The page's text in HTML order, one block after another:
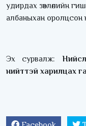
удирдах зөвлөлийн
албаныхан оролцсон
Эх сурвалж:
нийттэй харилцах